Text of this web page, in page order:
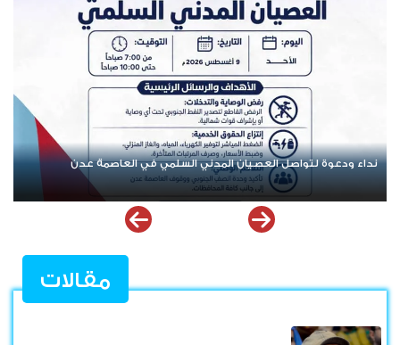
تنفيذية انتقالي العاصمة عدن تدعو الجماهير للمشاركة في الوقفة
التضامنية مع المعتقل البطل معين المقرحي
مقالات